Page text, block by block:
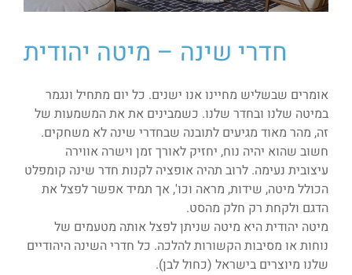
חדרי שינה – מיטה יהודית
אומרים שבשליש מחיינו אנו ישנים. כל יום מתחיל ונגמר
במיטה שלנו ובחדר שלנו. כשמבינים את את המשמעות של
זה, מהר מאוד מגיעים לתובנה שבחדרי שינה לא משחקים.
חשוב שהוא יהיה נוח, יחזיק לאורך זמן וישרה אווירה
עיצובית נעימה. לרוב תהיה אופציה לקנות חדר שינה קומפלט
הכולל מיטה, שידות, מראה וכו', אך תמיד אפשר לפצל את
הדגם ולקחת רק חלק מהסט.
מיטה יהודית היא מיטה שניתן לפצל אותה מטעמים של
נוחות או מסיבות הקשורות להלכה. כל חדרי השינה היהודיים
שלנו מיוצרים בישראל (כחול לבן).